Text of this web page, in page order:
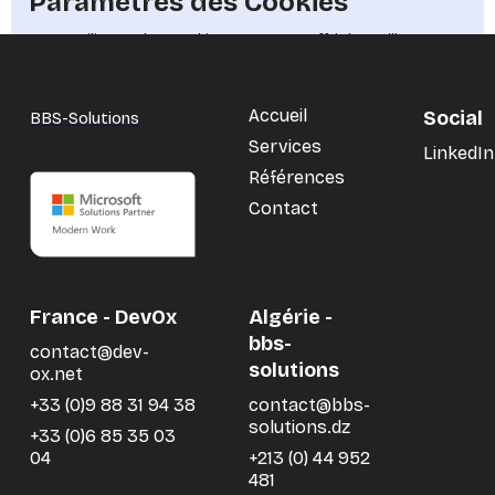
BBS-Solutions
Accueil
Services
Références
Contact
Social
LinkedIn
France - DevOx
contact@dev-
ox.net
+33 (0)9 88 31 94 38
+33 (0)6 85 35 03
04
Algérie -
bbs-
solutions
contact@bbs-
solutions.dz
+213 (0) 44 952
481
Nous utilisons des cookies pour vous offrir la meilleure
d'améliorer constamment le site pour vous
Refuser
Functionality
Analytics Storage
Ad Storage